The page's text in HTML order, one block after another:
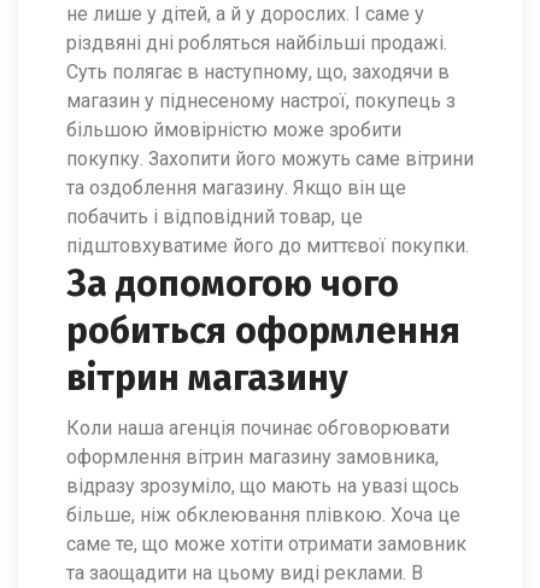
не лише у дітей, а й у дорослих. І саме у
різдвяні дні робляться найбільші продажі.
Суть полягає в наступному, що, заходячи в
магазин у піднесеному настрої, покупець з
більшою ймовірністю може зробити
покупку. Захопити його можуть саме вітрини
та оздоблення магазину. Якщо він ще
побачить і відповідний товар, це
підштовхуватиме його до миттєвої покупки.
За допомогою чого
робиться оформлення
вітрин магазину
Коли наша агенція починає обговорювати
оформлення вітрин магазину замовника,
відразу зрозуміло, що мають на увазі щось
більше, ніж обклеювання плівкою. Хоча це
саме те, що може хотіти отримати замовник
та заощадити на цьому виді реклами. В